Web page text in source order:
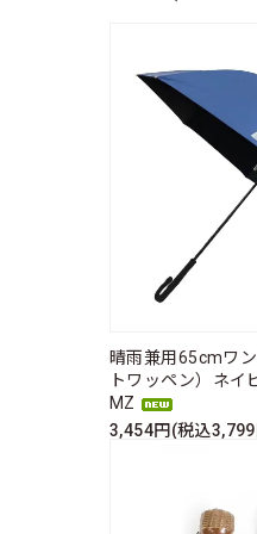
晴雨兼用65cmワ
トワッペン）ネ
MZ
3,454円(税込